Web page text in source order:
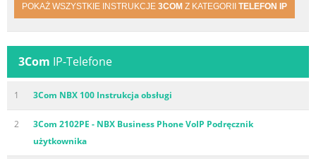
POKAŻ WSZYSTKIE INSTRUKCJE 3COM Z KATEGORII TELEFON IP
3Com IP-Telefone
1 3Com NBX 100 Instrukcja obsługi
2
3Com 2102PE - NBX Business Phone VoIP Podręcznik
użytkownika